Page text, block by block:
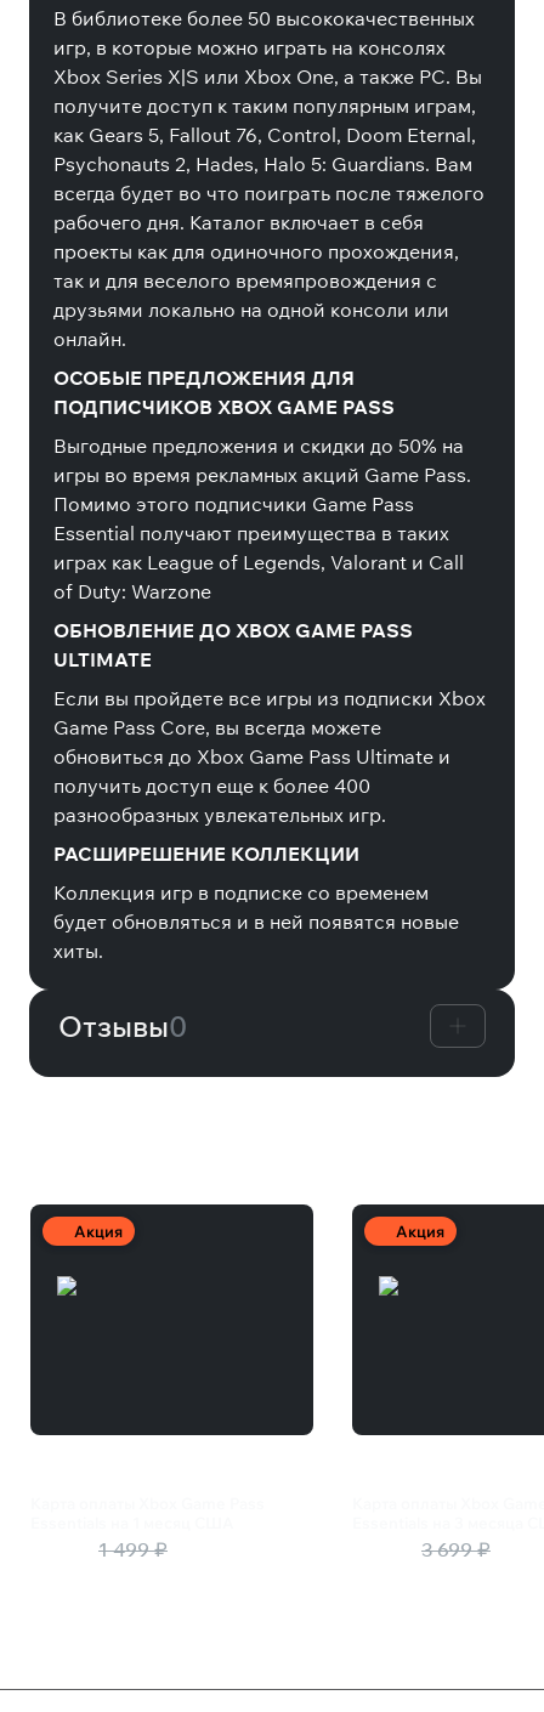
В библиотеке более 50 высококачественных
игр, в которые можно играть на консолях
Xbox Series X|S или Xbox One, а также PC. Вы
получите доступ к таким популярным играм,
как Gears 5, Fallout 76, Control, Doom Eternal,
Psychonauts 2, Hades, Halo 5: Guardians. Вам
всегда будет во что поиграть после тяжелого
рабочего дня. Каталог включает в себя
проекты как для одиночного прохождения,
так и для веселого времяпровождения с
друзьями локально на одной консоли или
онлайн.
ОСОБЫЕ ПРЕДЛОЖЕНИЯ ДЛЯ
ПОДПИСЧИКОВ XBOX GAME PASS
Выгодные предложения и скидки до 50% на
игры во время рекламных акций Game Pass.
Помимо этого подписчики Game Pass
Essential получают преимущества в таких
играх как League of Legends, Valorant и Call
of Duty: Warzone
ОБНОВЛЕНИЕ ДО XBOX GAME PASS
ULTIMATE
Если вы пройдете все игры из подписки Xbox
Game Pass Core, вы всегда можете
обновиться до Xbox Game Pass Ultimate и
получить доступ еще к более 400
разнообразных увлекательных игр.
РАСШИРЕШЕНИЕ КОЛЛЕКЦИИ
Коллекция игр в подписке со временем
будет обновляться и в ней появятся новые
хиты.
Отзывы0
Акция
1 499 ₽
Акция
3 699 ₽